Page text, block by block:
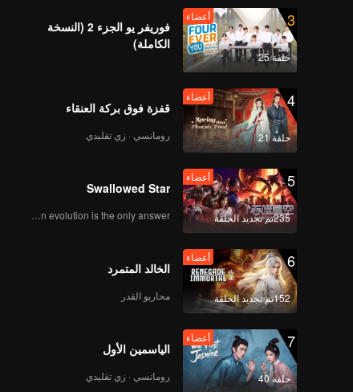
《战至巅峰3》EP05海
أعضاء
腾讯视频版—《来场复
盘局》EP05-王凯 9月23
أعضاء
《谁是峡谷垫底王？》
EP05 第1版（加更海外
《战至巅峰3》EP06海
外版（上）第1版.mp4
《战至巅峰3》EP06海
外版（中）第1版.mp4
3
حلقة 25
أعضاء
فوريفر يو الجزء 2 (النسخة
الكاملة)
4
حلقة 21
أعضاء
قفزة فوق بركة العنقاء
رومانسي · زي تقليدي
5
235تم تجديد الحلقة
أعضاء
Swallowed Star
Human evolution is the only answer.
6
152تم تجديد الحلقة
أعضاء
الخالد المتمرد
محاربو القدر
7
حلقة 40
أعضاء
الياسمين الأول
رومانسي · زي تقليدي